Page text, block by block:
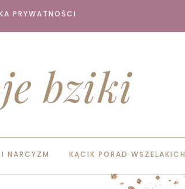
PRYWATNOŚCI
bziki
NARCYZM KĄCIK PORAD WSZELAKICH